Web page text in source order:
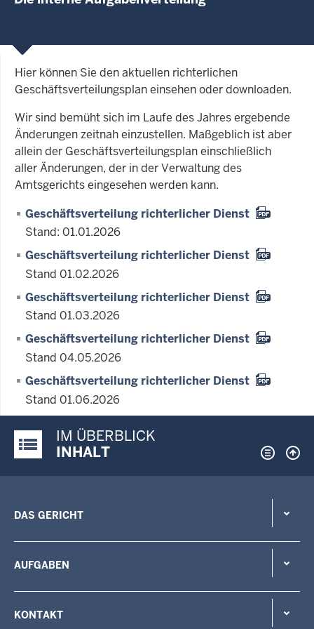
Hier können Sie den aktuellen richterlichen
Geschäftsverteilungsplan einsehen oder downloaden.
Wir sind bemüht sich im Laufe des Jahres ergebende
Änderungen zeitnah einzustellen. Maßgeblich ist aber
allein der Geschäftsverteilungsplan einschließlich
aller Änderungen, der in der Verwaltung des
Amtsgerichts eingesehen werden kann.
Geschäftsverteilung richterlicher Dienst
Stand: 01.01.2026
Geschäftsverteilung richterlicher Dienst
Stand 01.02.2026
Geschäftsverteilung richterlicher Dienst
Stand 01.03.2026
Geschäftsverteilung richterlicher Dienst
Stand 04.05.2026
Geschäftsverteilung richterlicher Dienst
Stand 01.06.2026
Justiz-Portal im Überblick:
IM ÜBERBLICK
INHALT
DAS GERICHT
AUFGABEN
KONTAKT